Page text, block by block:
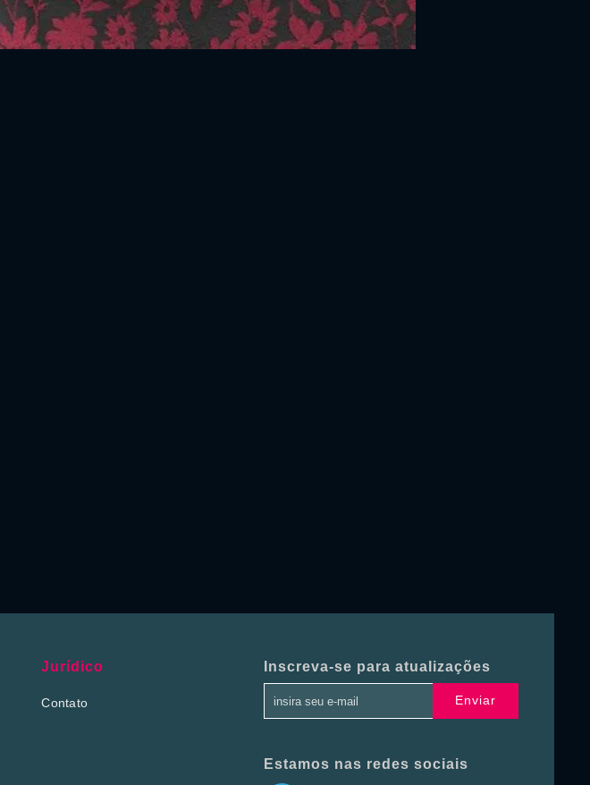
Jurídico
Contato
Inscreva-se para atualizações
Enviar
Estamos nas redes sociais